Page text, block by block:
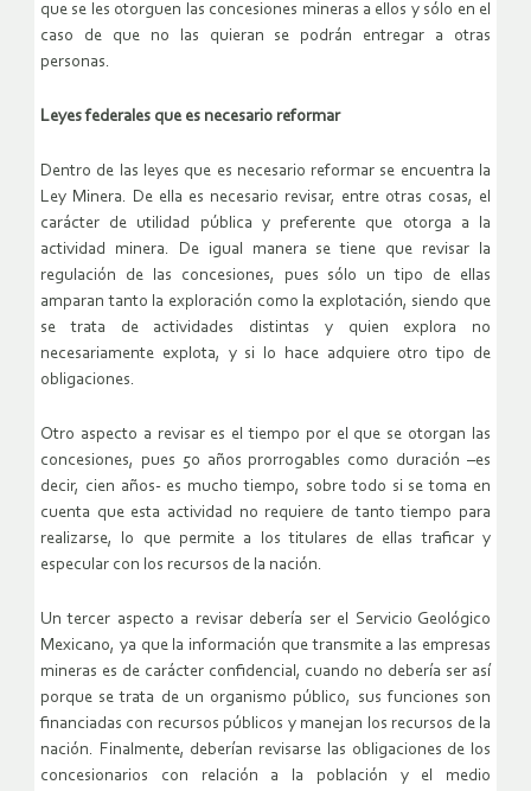
que se les otorguen las concesiones mineras a ellos y sólo en el
caso de que no las quieran se podrán entregar a otras
personas.
Leyes federales que es necesario reformar
Dentro de las leyes que es necesario reformar se encuentra la
Ley Minera. De ella es necesario revisar, entre otras cosas, el
carácter de utilidad pública y preferente que otorga a la
actividad minera. De igual manera se tiene que revisar la
regulación de las concesiones, pues sólo un tipo de ellas
amparan tanto la exploración como la explotación, siendo que
se trata de actividades distintas y quien explora no
necesariamente explota, y si lo hace adquiere otro tipo de
obligaciones.
Otro aspecto a revisar es el tiempo por el que se otorgan las
concesiones, pues 50 años prorrogables como duración –es
decir, cien años- es mucho tiempo, sobre todo si se toma en
cuenta que esta actividad no requiere de tanto tiempo para
realizarse, lo que permite a los titulares de ellas traficar y
especular con los recursos de la nación.
Un tercer aspecto a revisar debería ser el Servicio Geológico
Mexicano, ya que la información que transmite a las empresas
mineras es de carácter confidencial, cuando no debería ser así
porque se trata de un organismo público, sus funciones son
financiadas con recursos públicos y manejan los recursos de la
nación. Finalmente, deberían revisarse las obligaciones de los
concesionarios con relación a la población y el medio